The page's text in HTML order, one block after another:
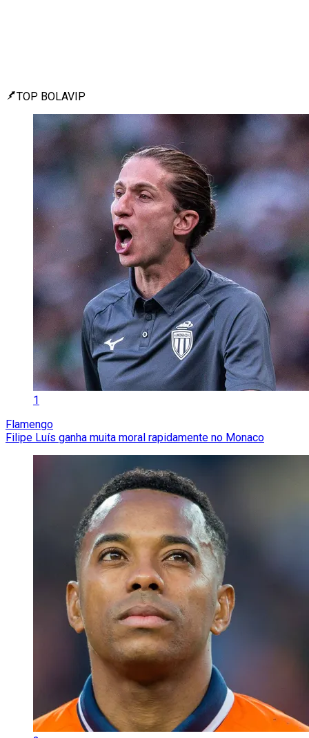
TOP BOLAVIP
1
Flamengo
Filipe Luís ganha muita moral rapidamente no Monaco